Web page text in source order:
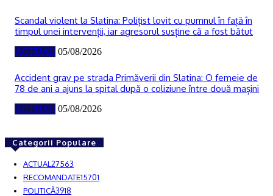
Scandal violent la Slatina: Polițist lovit cu pumnul în față în
timpul unei intervenții, iar agresorul susține că a fost bătut
ACTUAL 05/08/2026
Accident grav pe strada Primăverii din Slatina: O femeie de
78 de ani a ajuns la spital după o coliziune între două mașini
ACTUAL 05/08/2026
Categorii Populare
ACTUAL 27563
RECOMANDATE15701
POLITICĂ3918